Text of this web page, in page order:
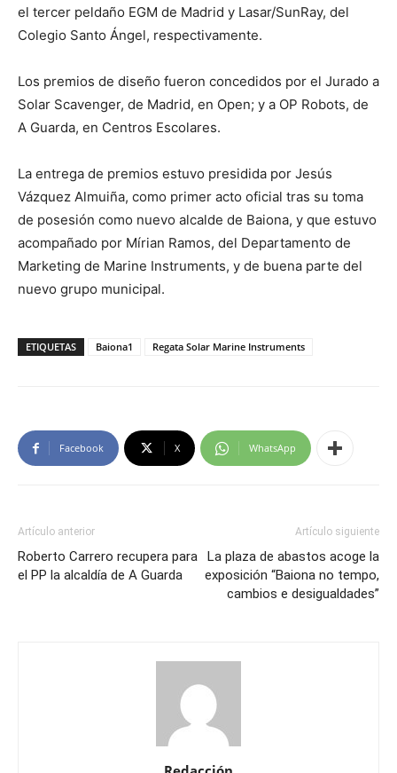
el tercer peldaño EGM de Madrid y Lasar/SunRay, del
Colegio Santo Ángel, respectivamente.
Los premios de diseño fueron concedidos por el Jurado a
Solar Scavenger, de Madrid, en Open; y a OP Robots, de
A Guarda, en Centros Escolares.
La entrega de premios estuvo presidida por Jesús
Vázquez Almuiña, como primer acto oficial tras su toma
de posesión como nuevo alcalde de Baiona, y que estuvo
acompañado por Mírian Ramos, del Departamento de
Marketing de Marine Instruments, y de buena parte del
nuevo grupo municipal.
ETIQUETAS Baiona1 Regata Solar Marine Instruments
Facebook X WhatsApp
Artículo anterior
Roberto Carrero recupera para
el PP la alcaldía de A Guarda
Artículo siguiente
La plaza de abastos acoge la
exposición “Baiona no tempo,
cambios e desigualdades”